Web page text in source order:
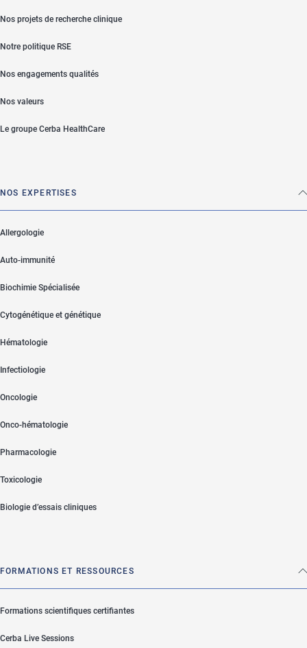
Nos projets de recherche clinique
Notre politique RSE
Nos engagements qualités
Nos valeurs
Le groupe Cerba HealthCare
NOS EXPERTISES
Allergologie
Auto-immunité
Biochimie Spécialisée
Cytogénétique et génétique
Hématologie
Infectiologie
Oncologie
Onco-hématologie
Pharmacologie
Toxicologie
Biologie d’essais cliniques
FORMATIONS ET RESSOURCES
Formations scientifiques certifiantes
Cerba Live Sessions